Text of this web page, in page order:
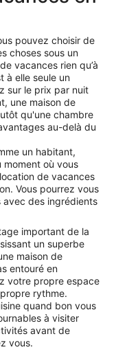
pouvez choisir de
choses sous un
vacances rien qu’à
sur le prix par nuit
une maison de
qu'une chambre
au-delà du
un habitant,
de vacances
Vous pourrez vous
des ingrédients
important de la
maison de
entouré en
votre propre espace
rythme.
quand bon vous
à visiter
avant de
vous.